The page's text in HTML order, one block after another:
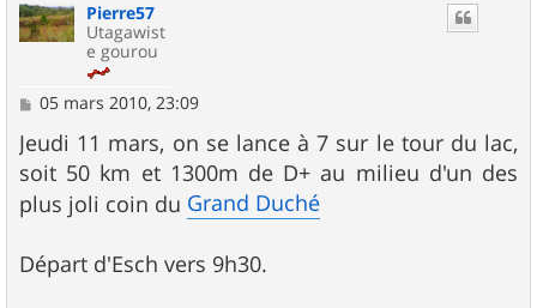
Pierre57
Utagawist
e gourou
M
s
s
a
g
e
05 mars 2010, 23:09
Jeudi 11 mars, on se lance à 7 sur le tour du lac,
soit 50 km et 1300m de D+ au milieu d'un des
plus joli coin du Grand Duché
Départ d'Esch vers 9h30.